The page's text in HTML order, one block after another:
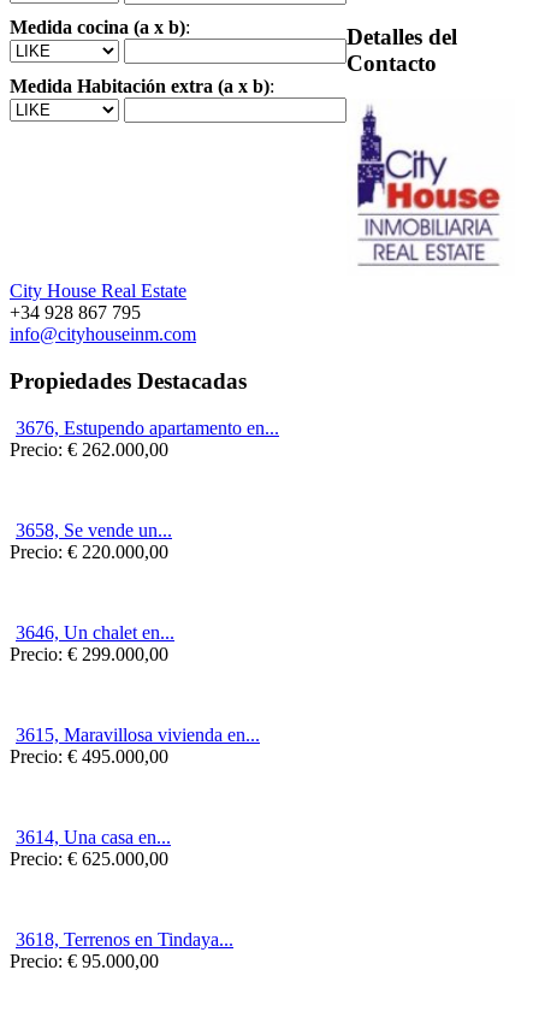
Medida cocina (a x b):
Medida Habitación extra (a x b):
Detalles del
Contacto
City House Real Estate
+34 928 867 795
info@cityhouseinm.com
Propiedades Destacadas
3676, Estupendo apartamento en...
Precio: € 262.000,00
3658, Se vende un...
Precio: € 220.000,00
3646, Un chalet en...
Precio: € 299.000,00
3615, Maravillosa vivienda en...
Precio: € 495.000,00
3614, Una casa en...
Precio: € 625.000,00
3618, Terrenos en Tindaya...
Precio: € 95.000,00